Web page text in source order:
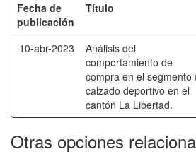
Fecha de
publicación
Título
10-abr-2023
Análisis del
comportamiento de
compra en el segmento
calzado deportivo en el
cantón La Libertad.
Otras opciones